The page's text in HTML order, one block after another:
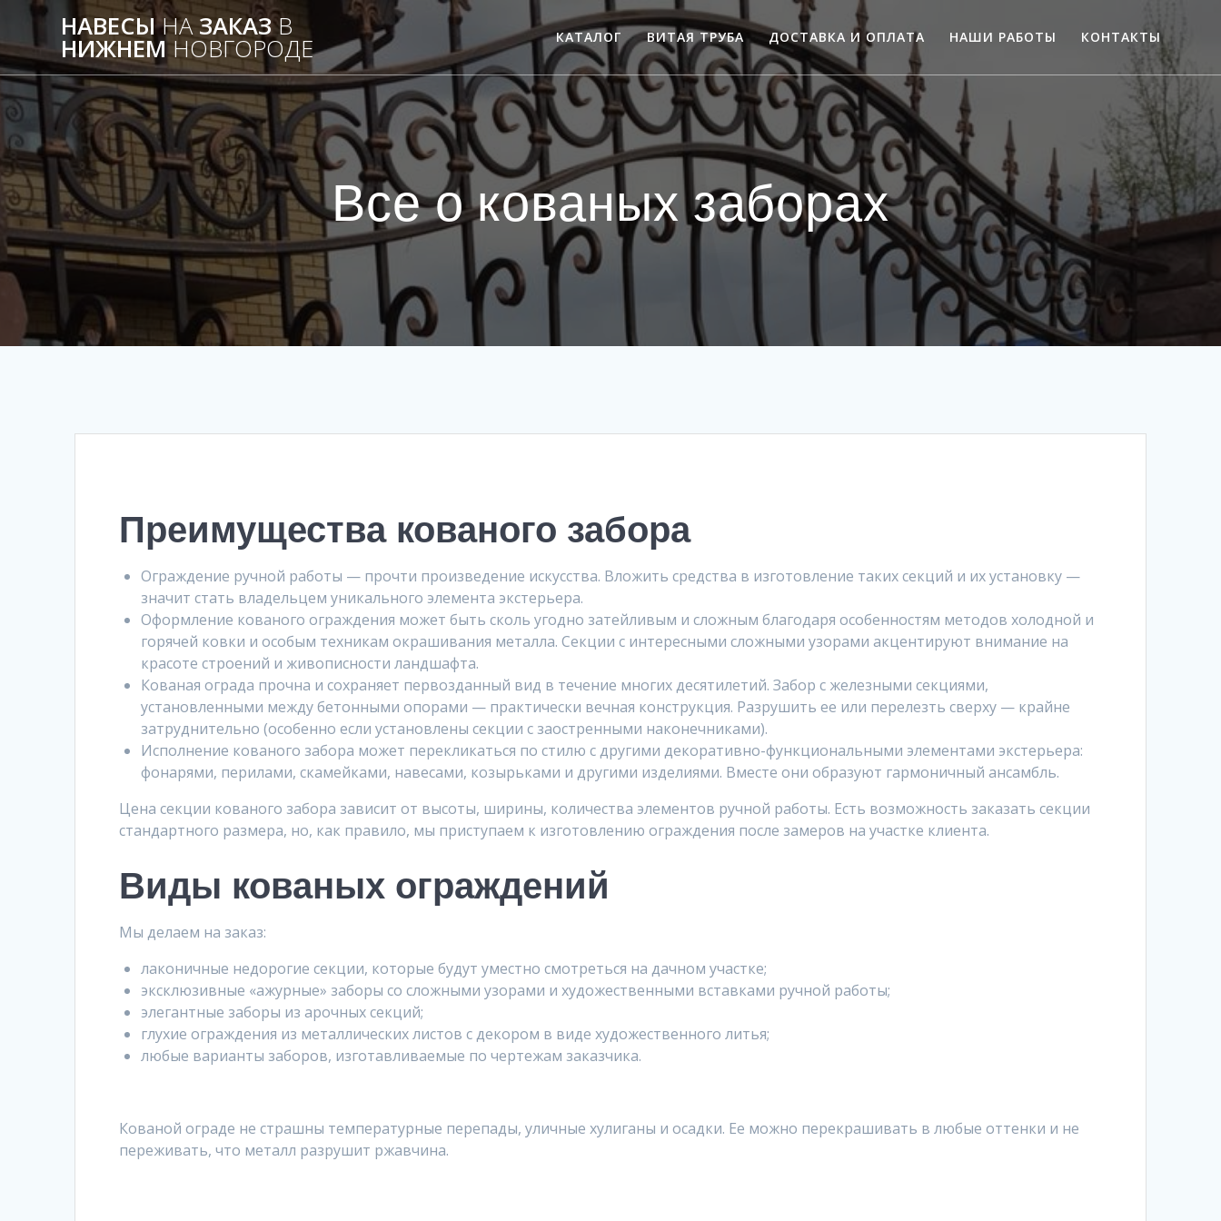
НАВЕСЫНАЗАКАЗВ
НИЖНЕМНОВГОРОДЕ КАТАЛОГ ВИТАЯ ТРУБА ДОСТАВКА И ОПЛАТА НАШИ РАБОТЫ КОНТАКТЫ
Все о кованых заборах
Преимущества кованого забора
Ограждение ручной работы — прочти произведение искусства. Вложить средства в изготовление таких секций и их установку —
значит стать владельцем уникального элемента экстерьера.
Оформление кованого ограждения может быть сколь угодно затейливым и сложным благодаря особенностям методов холодной и
горячей ковки и особым техникам окрашивания металла. Секции с интересными сложными узорами акцентируют внимание на
красоте строений и живописности ландшафта.
Кованая ограда прочна и сохраняет первозданный вид в течение многих десятилетий. Забор с железными секциями,
установленными между бетонными опорами — практически вечная конструкция. Разрушить ее или перелезть сверху — крайне
затруднительно (особенно если установлены секции с заостренными наконечниками).
Исполнение кованого забора может перекликаться по стилю с другими декоративно-функциональными элементами экстерьера:
фонарями, перилами, скамейками, навесами, козырьками и другими изделиями. Вместе они образуют гармоничный ансамбль.
Цена секции кованого забора зависит от высоты, ширины, количества элементов ручной работы. Есть возможность заказать секции
стандартного размера, но, как правило, мы приступаем к изготовлению ограждения после замеров на участке клиента.
Виды кованых ограждений
Мы делаем на заказ:
лаконичные недорогие секции, которые будут уместно смотреться на дачном участке;
эксклюзивные «ажурные» заборы со сложными узорами и художественными вставками ручной работы;
элегантные заборы из арочных секций;
глухие ограждения из металлических листов с декором в виде художественного литья;
любые варианты заборов, изготавливаемые по чертежам заказчика.
Кованой ограде не страшны температурные перепады, уличные хулиганы и осадки. Ее можно перекрашивать в любые оттенки и не
переживать, что металл разрушит ржавчина.